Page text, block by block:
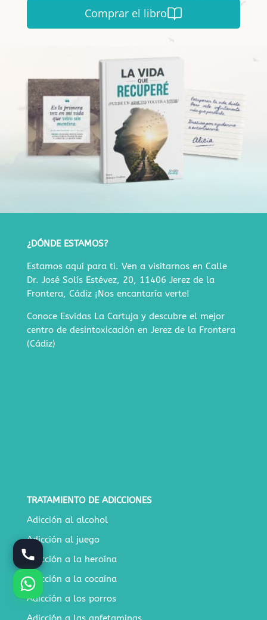
Comprar el libro
¿DÓNDE ESTAMOS?
Estamos aquí para ti. Ven a visitarnos en Calle
Dr. José Solís Estévez, 20, 11406 Jerez de la
Frontera, Cádiz¡Nos encantaría verte!
Conoce Esvidas La Cartuja y descubre el mejor
centro de desintoxicación en Jerez de la Frontera
(Cádiz)
TRATAMIENTO DE ADICCIONES
Adicción al alcohol
Adicción al juego
Adicción a la heroína
Adicción a la cocaína
Adicción a los porros